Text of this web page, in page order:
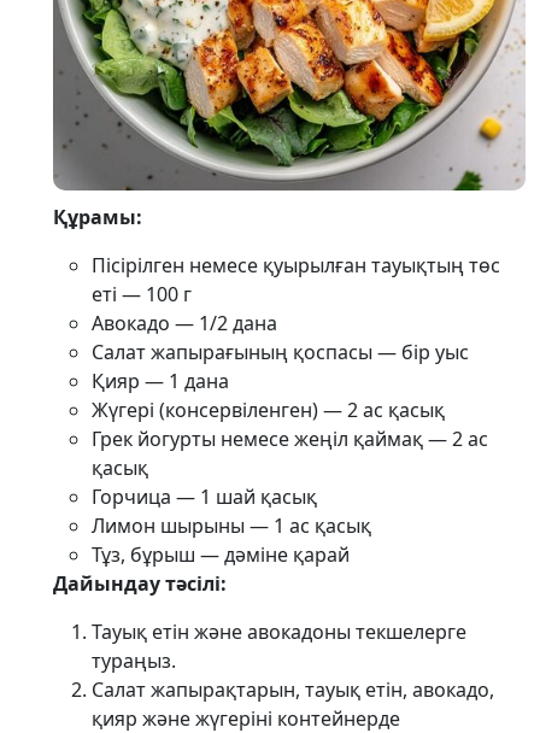
Құрамы:
Пісірілген немесе қуырылған тауықтың төс
еті — 100 г
Авокадо — 1/2 дана
Салат жапырағының қоспасы — бір уыс
Қияр — 1 дана
Жүгері (консервіленген) — 2 ас қасық
Грек йогурты немесе жеңіл қаймақ — 2 ас
қасық
Горчица — 1 шай қасық
Лимон шырыны — 1 ас қасық
Тұз, бұрыш — дәміне қарай
Дайындау тәсілі:
Тауық етін және авокадоны текшелерге
тураңыз.
Салат жапырақтарын, тауық етін, авокадо,
қияр және жүгеріні контейнерде